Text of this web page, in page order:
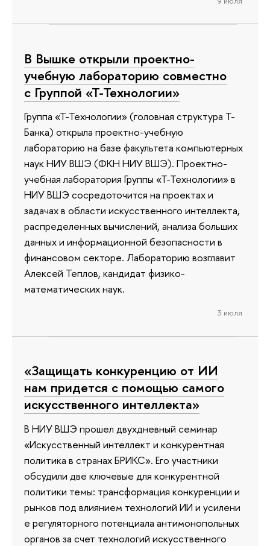
В Вышке открыли проектно-
учебную лабораторию совместно
с Группой «Т-Технологии»
Группа «Т-Технологии» (головная структура Т-
Банка) открыла проектно-учебную
лабораторию на базе факультета компьютерных
наук НИУ ВШЭ (ФКН НИУ ВШЭ). Проектно-
учебная лаборатория Группы «Т-Технологии» в
НИУ ВШЭ сосредоточится на проектах и
задачах в области искусственного интеллекта,
распределенных вычислений, анализа больших
данных и информационной безопасности в
финансовом секторе. Лабораторию возглавит
Алексей Теплов, кандидат физико-
математических наук.
3 июля
«Защищать конкуренцию от ИИ
нам придется с помощью самого
искусственного интеллекта»
В НИУ ВШЭ прошел двухдневный семинар
«Искусственный интеллект и конкурентная
политика в странах БРИКС». Его участники
обсудили две ключевые для конкурентной
политики темы: трансформация конкуренции и
рынков под влиянием технологий ИИ и усилени
е регуляторного потенциала антимонопольных
органов за счет технологий искусственного